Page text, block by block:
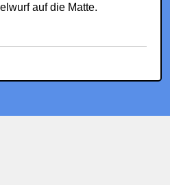
auf die Matte.
Sakura-Cup 2024